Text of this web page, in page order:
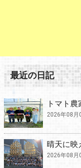
最近の日記
トマト
2026年08月
晴天に映
2026年08月